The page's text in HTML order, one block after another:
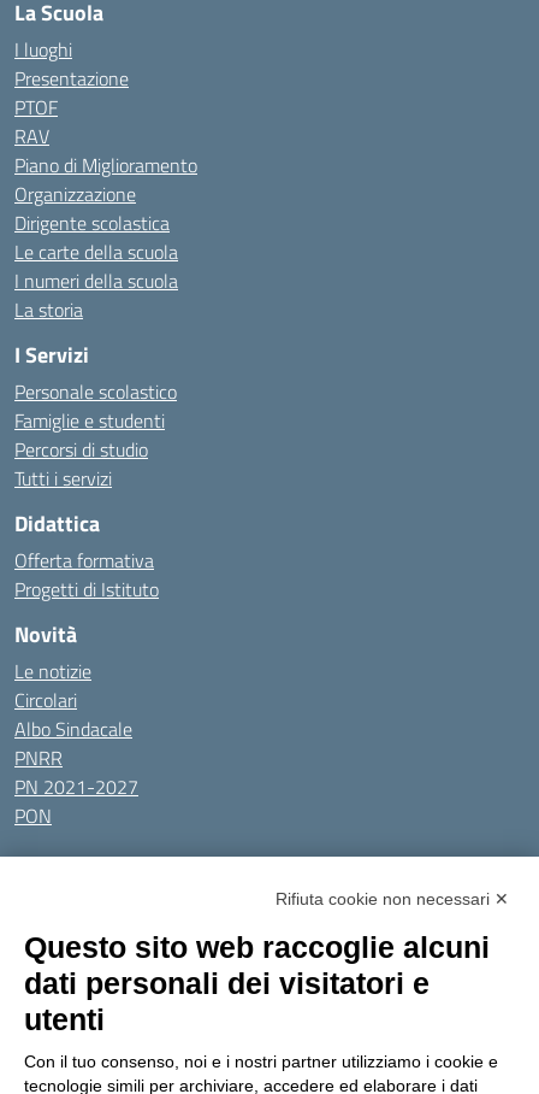
La Scuola
I luoghi
Presentazione
PTOF
RAV
Piano di Miglioramento
Organizzazione
Dirigente scolastica
Le carte della scuola
I numeri della scuola
La storia
I Servizi
Personale scolastico
Famiglie e studenti
Percorsi di studio
Tutti i servizi
Didattica
Offerta formativa
Progetti di Istituto
Novità
Le notizie
Circolari
Albo Sindacale
PNRR
PN 2021-2027
PON
Tutti gli argomenti
Amministrazione Trasparente
Privacy Policy
Dichiarazione di accessibilitàObiettivi di accessibilità
Seguici su:
Indirizzo:Via Gaetano Donizetti 30, Collegno
Rifiuta cookie non necessari ✕
Questo sito web raccoglie alcuni
dati personali dei visitatori e
utenti
Con il tuo consenso, noi e i nostri partner utilizziamo i cookie e
tecnologie simili per archiviare, accedere ed elaborare i dati